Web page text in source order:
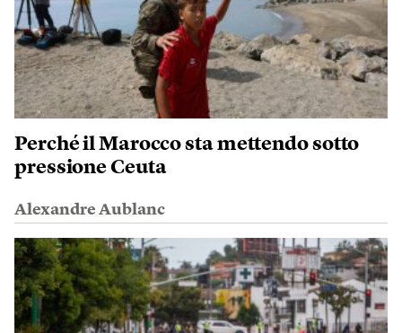
Perché il Marocco sta mettendo sotto
pressione Ceuta
Alexandre Aublanc